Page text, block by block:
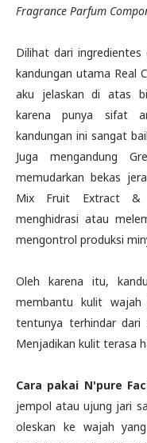
Fragrance Parfum
Dilihat dari
kandungan utama Real
aku jelaskan di atas
karena punya sifat
kandungan ini sangat
Juga mengandung
memudarkan bekas
Mix Fruit Extract &
menghidrasi atau
mengontrol produksi
Oleh karena itu,
membantu kulit
tentunya terhindar dari
Menjadikan kulit terasa
Cara pakai N'pure
jempol atau ujung jari
oleskan ke wajah